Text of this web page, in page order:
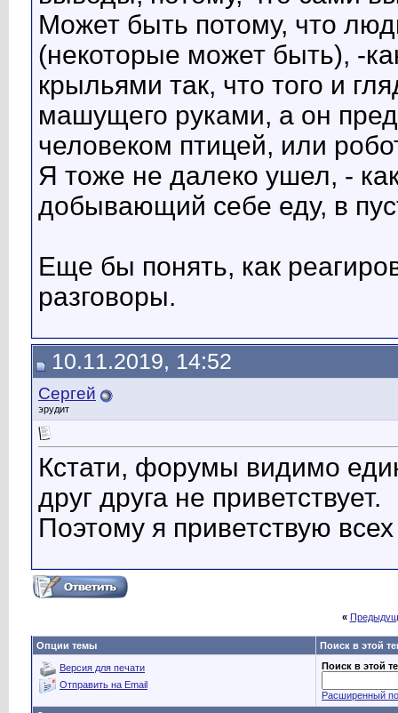
Может быть потому, что
(некоторые может быть), -
крыльями так, что того и
машущего руками, а он
человеком птицей, или
Я тоже не далеко ушел, -
добывающий себе еду, в
Еще бы понять, как
разговоры.
10.11.2019, 14:52
Сергей
эрудит
Кстати, форумы видимо
друг друга не приветствует.
Поэтому я приветствую
«
Опции темы Поиск в этой
Версия для печати
Отправить на Email
Поиск в этой
Расширенный